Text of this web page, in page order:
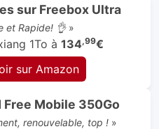
sur Freebox Ultra
et Rapide! 👌»
1To à 134,99€
sur Amazon
Free Mobile 350Go
renouvelable, top !»